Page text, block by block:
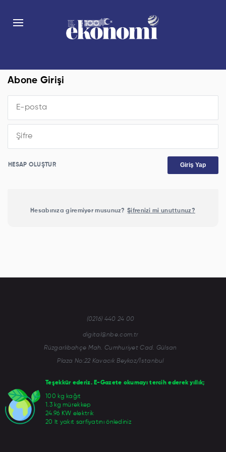
Abone Girişi
HESAP OLUŞTUR Giriş Yap
Hesabınıza giremiyor musunuz? Şifrenizi mi unuttunuz?
Teşekkür ederiz. E-Gazete okumayı tercih ederek yıllık;
100 kg kağıt
1.3 kg mürekkep
24.96 KW elektrik
20 lt yakıt sarfiyatını önlediniz
(0216) 440 24 00
digital@nbe.com.tr
Rüzgarlıbahçe Mah. Cumhuriyet Cad. Gülsan
Plaza No:22 Kavacık Beykoz/İstanbul